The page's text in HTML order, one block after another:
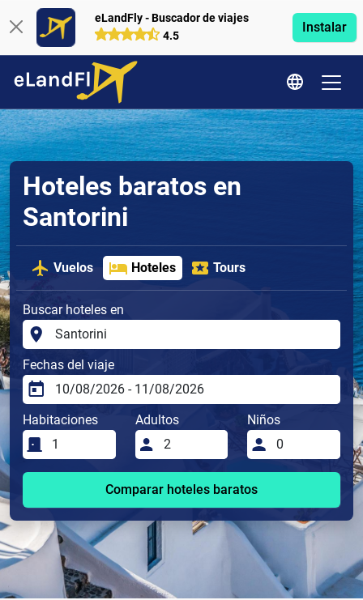
eLandFly - Buscador de viajes
4.5
Instalar
Hoteles baratos en
Santorini
Vuelos Hoteles Tours
Buscar hoteles en
Fechas del viaje
Habitaciones Adultos Niños
Comparar hoteles baratos